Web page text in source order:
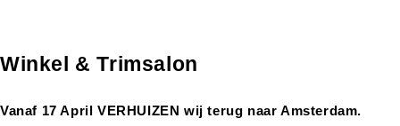
Winkel & Trimsalon
Vanaf 17 April VERHUIZEN wij terug naar Amsterdam.